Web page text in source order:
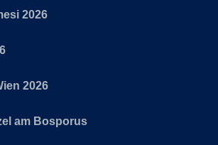
2026
2026
am Bosporus